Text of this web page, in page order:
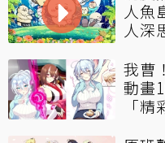
人魚
人深
我曹
動畫
「精